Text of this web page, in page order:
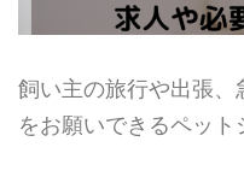
飼い主の旅行や出張、
をお願いできるペット